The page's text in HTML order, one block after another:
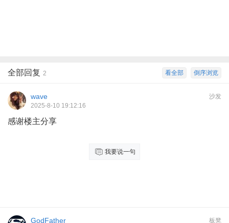
倒序浏览
看全部
全部回复 2
沙发
wave
2025-8-10 19:12:16
感谢楼主分享
我要说一句
板凳
GodFather